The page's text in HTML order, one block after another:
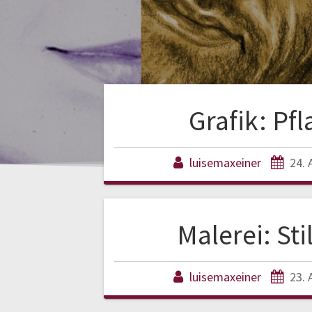
Grafik:
luisemaxeiner 24.
Malerei:
luisemaxeiner 23.